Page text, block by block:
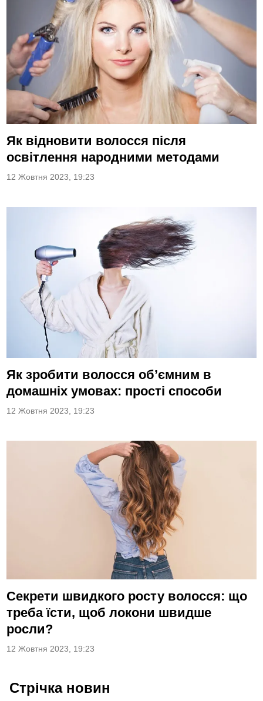
Як відновити волосся після
освітлення народними методами
12 Жовтня 2023, 19:23
Як зробити волосся об’ємним в
домашніх умовах: прості способи
12 Жовтня 2023, 19:23
Секрети швидкого росту волосся: що
треба їсти, щоб локони швидше
росли?
12 Жовтня 2023, 19:23
Стрічка новин